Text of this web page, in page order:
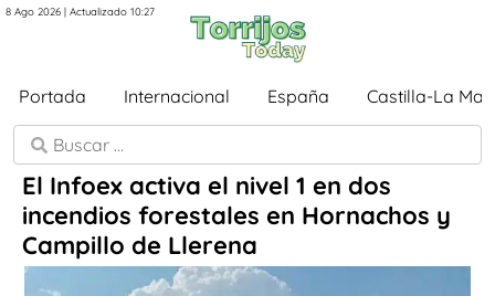
8 Ago 2026 | Actualizado 10:27
Portada Internacional España Castilla-La
El Infoex activa el nivel 1 en dos
incendios forestales en Hornachos y
Campillo de Llerena